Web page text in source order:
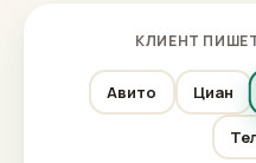
КЛИЕНТ
Авито Циан